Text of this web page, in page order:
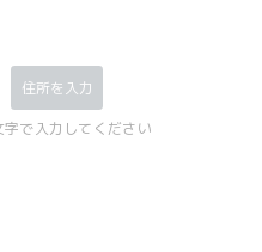
住所を入力
で入力してください